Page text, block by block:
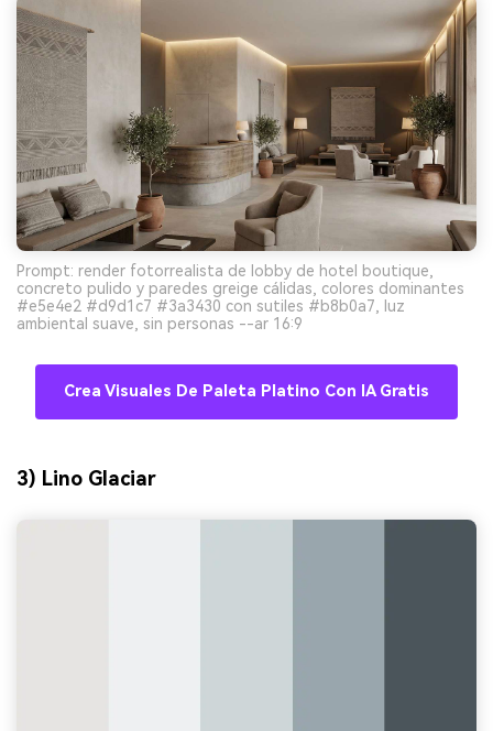
Prompt: render fotorrealista de lobby de hotel boutique,
concreto pulido y paredes greige cálidas, colores dominantes
#e5e4e2 #d9d1c7 #3a3430 con sutiles #b8b0a7, luz
ambiental suave, sin personas --ar 16:9
Crea Visuales De Paleta Platino Con IA Gratis
3) Lino Glaciar